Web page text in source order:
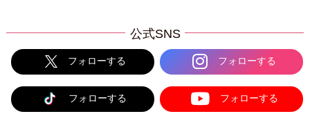
公式SNS
フォローする フォローする
フォローする フォローする